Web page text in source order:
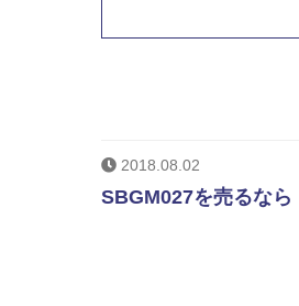
2018.08.02
SBGM027を売るなら